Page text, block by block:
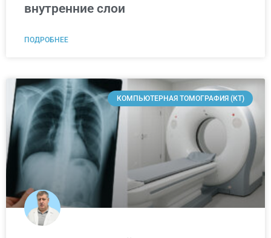
внутренние слои
ПОДРОБНЕЕ
КОМПЬЮТЕРНАЯ ТОМОГРАФИЯ (КТ)